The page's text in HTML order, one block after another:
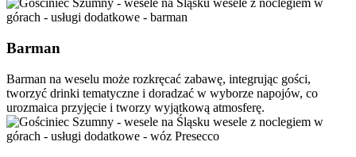
Barman
Barman na weselu może rozkręcać zabawę, integrując gości,
tworzyć drinki tematyczne i doradzać w wyborze napojów, co
urozmaica przyjęcie i tworzy wyjątkową atmosferę.